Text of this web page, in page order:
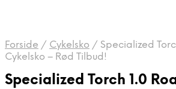
Forside / Cykelsko / Specialized
Cykelsko – Rød Tilbud!
Specialized Torch 1.0